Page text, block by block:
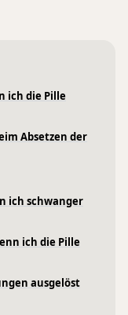
ich die Pille
Absetzen der
ich schwanger
ich die Pille
ausgelöst